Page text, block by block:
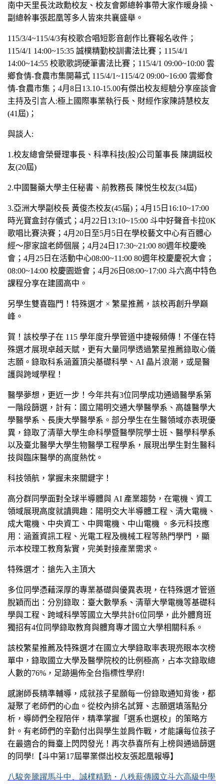
南中天里長沈政勳校友、校友會鄭總幹事帶大家作暖身操、
副總幹事張起凰等多人皆來共襄盛舉。
115/3/4~115/4/3有校歌合唱短影音創作比賽報名收件；
115/4/1 14:00~15:35 誠樸精勤校訓書法比賽；115/4/1
14:00~14:55 校歌歌詞硬筆書法比賽；115/4/1 09:00~10:00 雲
鄉食情-食農市集開幕式 115/4/1~115/4/2 09:00~16:00 雲鄉食
情-食農市集；4月8日13.10-15.00有傑出校友經驗分享座談會
主持及引言人:極上國際事業執行長、財經作家陳詩慧校友
(41屆)；
與談人:
1.校友總會榮譽理事長、科準科技(股)公司董事長 陳調鋌校
友(20屆)
2.中國醫藥大學主任秘書、前教務長 陳悦生校友(34屆)
3.亞洲大學副校長 黃俊杰校友(45届)；4月15日16:10~17:00
時光寶盒封存儀式；4月22日13:10~15:00 斗中好聲音卡拉0K
歌唱比賽決賽；4月20日至5月5日在學校藝文中心有百體心
經〜廖家誼老師個展；4月24日17:30~21:00 80週年校慶晚
會；4月25日在活動中心08:00~11:00 80週年校慶慶祝大會；
08:00~14:00 校慶園遊會；4月26日08:00~17:00 斗六高中特色
課程分享在建國高中。
另學生雙喜臨門！特殊選才 × 繁星推薦，該校再創升學巔
峰。
賀！該校學子在 115 學年度升學管道中捷報頻傳！不僅在特
殊選才展現卓越天賦，更有大量同學透過繁星推薦錄取心儀
志願。錄取科系涵蓋頂尖基礎科學、AI 晶片浪潮，或是醫
護與跨域學程！
醫學夢想，更近一步！今年共有3位同學成功通過醫學系第
一階段篩選，計有：國立陽明交通大學醫學系、高雄醫學大
學醫學系、長庚大學醫學系。部分學生在生醫領域亦表現優
異，錄取了清華大學生命科學暨醫學院學士班、醫學科學系
以及臺北醫學大學生物醫學工程學系，展現出學生對生醫科
技與臨床醫學的高度熱忱。
科技領航，掌握未來關鍵字！
高分群同學面對全球半導體與 AI 產業趨勢，在電機、資工
領域展現高度就讀興趣：陽明交大半導體工程、清大電機、
成大電機、中央資工、中興電機、中山電機 。多元科技應
用：涵蓋資訊工程、光電工程及機械工程等熱門學門 ，顯
示本校理工教育紮實，完美對接產業需求。
特殊選才：搶先入主頂大
多位同學憑藉深厚的專業基礎與優異表現，在特殊選才管道
脫穎而出：分別錄取：臺大數學系、清華大學電機等基礎科
學與工程、跨域科學等國立大學共計6位同學，此外體育班
獨招有4位同學錄取教育與體育專才國立大學相關科系。
該校繁星推薦及特殊選才在國立大學錄取率表現亮眼本次榜
單中，錄取國立大學及醫學院校的比例極高，占本次錄取總
人數的76%，足跡遍佈全台指標性學府!
感謝師長精準輔導，成就孩子星願每一份錄取通知背後，都
凝聚了老師們的心血。從校內排名試算、志願選填落點分
析，導師們全程陪伴，精準掌握「選系也選校」的策略方
針。有老師們的辛勤付出與學生並肩作戰，才能讓每位孩子
在最適合的舞臺上閃閃發光！再次恭喜所有上榜與通過篩選
的同學!【斗中第17屆畢業傑出校友張起凰報導】
八駿奔騰躍馬斗中、誠樸精勤・八秩薪傳國立斗六高級中學